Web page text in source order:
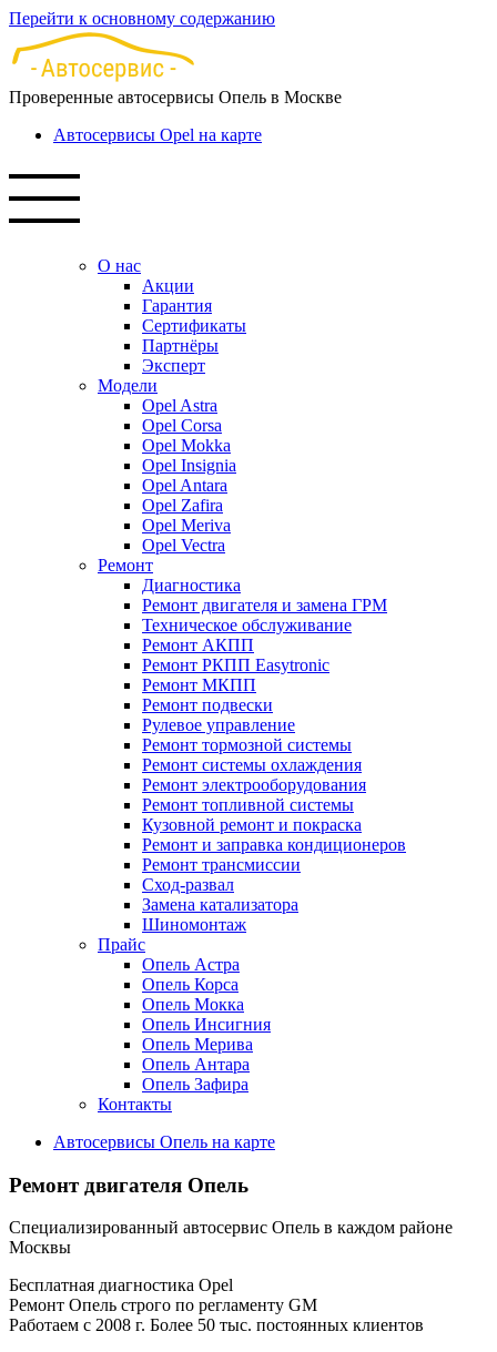
Перейти к основному содержанию
Проверенные автосервисы Опель в Москве
Автосервисы Opel на карте
О нас
Акции
Гарантия
Сертификаты
Партнёры
Эксперт
Модели
Opel Astra
Opel Corsa
Opel Mokka
Opel Insignia
Opel Antara
Opel Zafira
Opel Meriva
Opel Vectra
Ремонт
Диагностика
Ремонт двигателя и замена ГРМ
Техническое обслуживание
Ремонт АКПП
Ремонт РКПП Easytronic
Ремонт МКПП
Ремонт подвески
Рулевое управление
Ремонт тормозной системы
Ремонт системы охлаждения
Ремонт электрооборудования
Ремонт топливной системы
Кузовной ремонт и покраска
Ремонт и заправка кондиционеров
Ремонт трансмиссии
Сход-развал
Замена катализатора
Шиномонтаж
Прайс
Опель Астра
Опель Корса
Опель Мокка
Опель Инсигния
Опель Мерива
Опель Антара
Опель Зафира
Контакты
Автосервисы Опель на карте
Ремонт двигателя Опель
Специализированный автосервис Опель в каждом районе
Москвы
Бесплатная диагностика Opel
Ремонт Опель строго по регламенту GM
Работаем с 2008 г. Более 50 тыс. постоянных клиентов